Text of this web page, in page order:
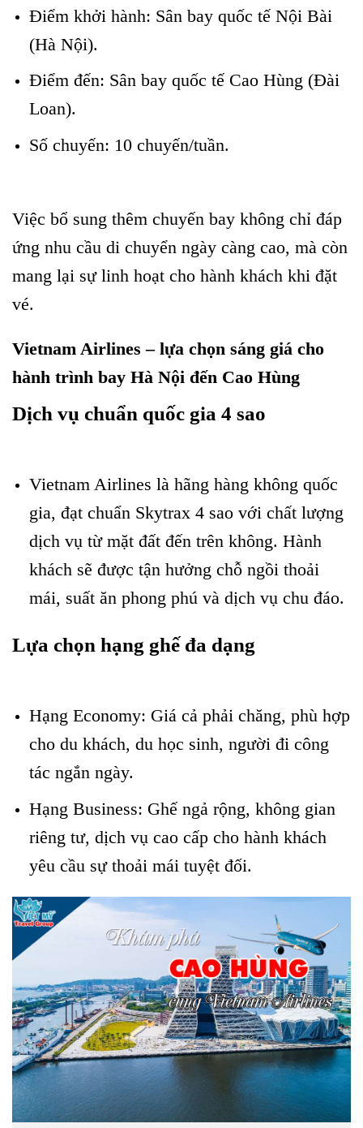
Điểm khởi hành: Sân bay quốc tế Nội Bài
(Hà Nội).
Điểm đến: Sân bay quốc tế Cao Hùng (Đài
Loan).
Số chuyến: 10 chuyến/tuần.
Việc bổ sung thêm chuyến bay không chỉ đáp
ứng nhu cầu di chuyển ngày càng cao, mà còn
mang lại sự linh hoạt cho hành khách khi đặt
vé.
Vietnam Airlines – lựa chọn sáng giá cho
hành trình bay Hà Nội đến Cao Hùng
Dịch vụ chuẩn quốc gia 4 sao
Vietnam Airlines là hãng hàng không quốc
gia, đạt chuẩn Skytrax 4 sao với chất lượng
dịch vụ từ mặt đất đến trên không. Hành
khách sẽ được tận hưởng chỗ ngồi thoải
mái, suất ăn phong phú và dịch vụ chu đáo.
Lựa chọn hạng ghế đa dạng
Hạng Economy: Giá cả phải chăng, phù hợp
cho du khách, du học sinh, người đi công
tác ngắn ngày.
Hạng Business: Ghế ngả rộng, không gian
riêng tư, dịch vụ cao cấp cho hành khách
yêu cầu sự thoải mái tuyệt đối.